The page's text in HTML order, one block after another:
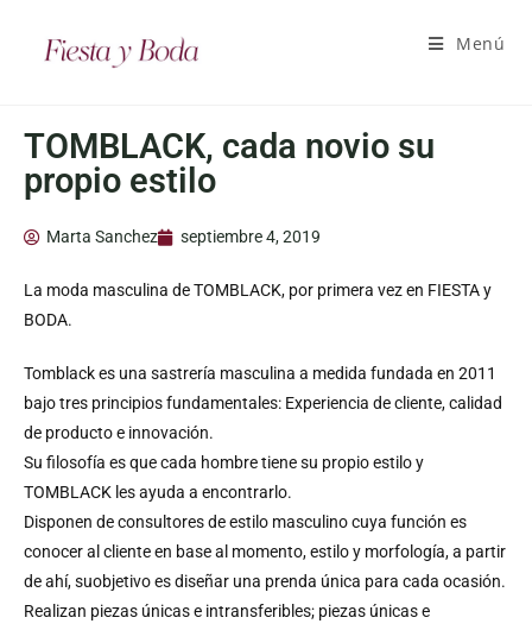
Menú
TOMBLACK, cada novio su
propio estilo
Marta Sanchez septiembre 4, 2019
La moda masculina de TOMBLACK, por primera vez en FIESTA y
BODA.
Tomblack es una sastrería masculina a medida fundada en 2011
bajo tres principios fundamentales: Experiencia de cliente, calidad
de producto e innovación.
Su filosofía es que cada hombre tiene su propio estilo y
TOMBLACK les ayuda a encontrarlo.
Disponen de consultores de estilo masculino cuya función es
conocer al cliente en base al momento, estilo y morfología, a partir
de ahí, suobjetivo es diseñar una prenda única para cada ocasión.
Realizan piezas únicas e intransferibles; piezas únicas e